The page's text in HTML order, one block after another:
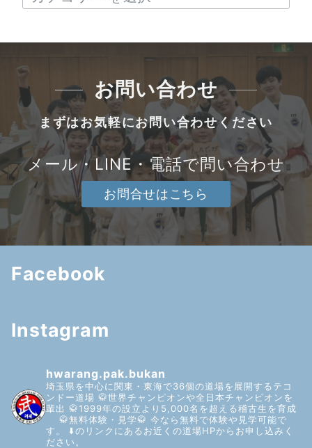
お問い合わせ
まずはお気軽にお問い合わせください
メール・LINE・電話で問い合わせ
お問合せはこちら
Facebook
Instagram
hwarang.pak.bukan
埼玉県を中心に関東・東海で36個の道場を展開するテコ
ンドー道場 🥋世界チャンピオンや全日本チャンピオンを
輩出 🥋1999年の設立より5,000名を超える稽古生を育成
🥋無料体験・見学🥋 今なら無料で体験や見学可能で
す。
⬇️のリンクにあるお近くの道場HPからお申し込みく
ださい。